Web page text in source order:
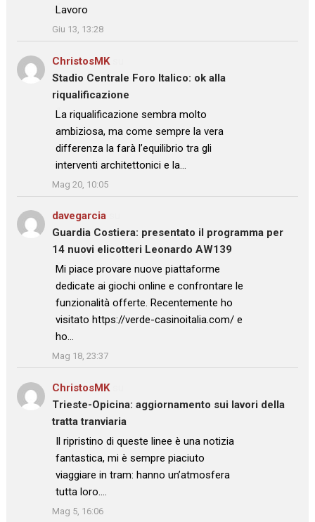
: “Lavoro
”
Giu 13, 13:28
ChristosMKsu
Stadio Centrale Foro Italico: ok alla
riqualificazione
: “La riqualificazione sembra molto
ambiziosa, ma come sempre la vera
differenza la farà l’equilibrio tra gli
interventi architettonici e la…
”
Mag 20, 10:05
davegarcia
Guardia Costiera: presentato il programma per
14 nuovi elicotteri Leonardo AW139
: “
Mi piace provare nuove piattaforme
dedicate ai giochi online e confrontare le
funzionalità offerte. Recentemente ho
visitato https://verde-casinoitalia.com/ e
ho…
”
Mag 18, 23:37
ChristosMKsu
Trieste-Opicina: aggiornamento sui lavori della
tratta tranviaria
: “
Il ripristino di queste linee è una notizia
fantastica, mi è sempre piaciuto
viaggiare in tram: hanno un’atmosfera
tutta loro.…
”
Mag 5, 16:06